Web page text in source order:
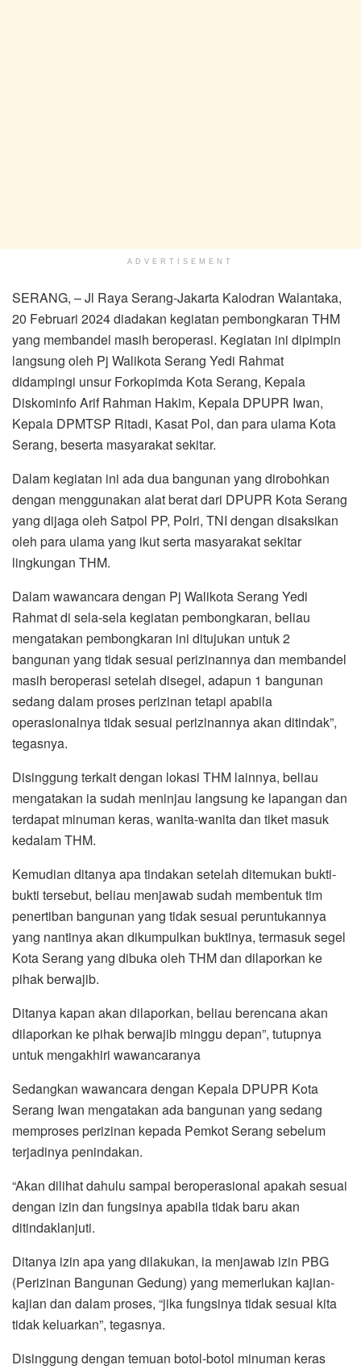
ADVERTISEMENT
SERANG, – Jl Raya Serang-Jakarta Kalodran Walantaka,
20 Februari 2024 diadakan kegiatan pembongkaran THM
yang membandel masih beroperasi. Kegiatan ini dipimpin
langsung oleh Pj Walikota Serang Yedi Rahmat
didampingi unsur Forkopimda Kota Serang, Kepala
Diskominfo Arif Rahman Hakim, Kepala DPUPR Iwan,
Kepala DPMTSP Ritadi, Kasat Pol, dan para ulama Kota
Serang, beserta masyarakat sekitar.
Dalam kegiatan ini ada dua bangunan yang dirobohkan
dengan menggunakan alat berat dari DPUPR Kota Serang
yang dijaga oleh Satpol PP, Polri, TNI dengan disaksikan
oleh para ulama yang ikut serta masyarakat sekitar
lingkungan THM.
Dalam wawancara dengan Pj Walikota Serang Yedi
Rahmat di sela-sela kegiatan pembongkaran, beliau
mengatakan pembongkaran ini ditujukan untuk 2
bangunan yang tidak sesuai perizinannya dan membandel
masih beroperasi setelah disegel, adapun 1 bangunan
sedang dalam proses perizinan tetapi apabila
operasionalnya tidak sesuai perizinannya akan ditindak”,
tegasnya.
Disinggung terkait dengan lokasi THM lainnya, beliau
mengatakan ia sudah meninjau langsung ke lapangan dan
terdapat minuman keras, wanita-wanita dan tiket masuk
kedalam THM.
Kemudian ditanya apa tindakan setelah ditemukan bukti-
bukti tersebut, beliau menjawab sudah membentuk tim
penertiban bangunan yang tidak sesuai peruntukannya
yang nantinya akan dikumpulkan buktinya, termasuk segel
Kota Serang yang dibuka oleh THM dan dilaporkan ke
pihak berwajib.
Ditanya kapan akan dilaporkan, beliau berencana akan
dilaporkan ke pihak berwajib minggu depan”, tutupnya
untuk mengakhiri wawancaranya
Sedangkan wawancara dengan Kepala DPUPR Kota
Serang Iwan mengatakan ada bangunan yang sedang
memproses perizinan kepada Pemkot Serang sebelum
terjadinya penindakan.
“Akan dilihat dahulu sampai beroperasional apakah sesuai
dengan izin dan fungsinya apabila tidak baru akan
ditindaklanjuti.
Ditanya izin apa yang dilakukan, ia menjawab izin PBG
(Perizinan Bangunan Gedung) yang memerlukan kajian-
kajian dan dalam proses, “jika fungsinya tidak sesuai kita
tidak keluarkan”, tegasnya.
Disinggung dengan temuan botol-botol minuman keras